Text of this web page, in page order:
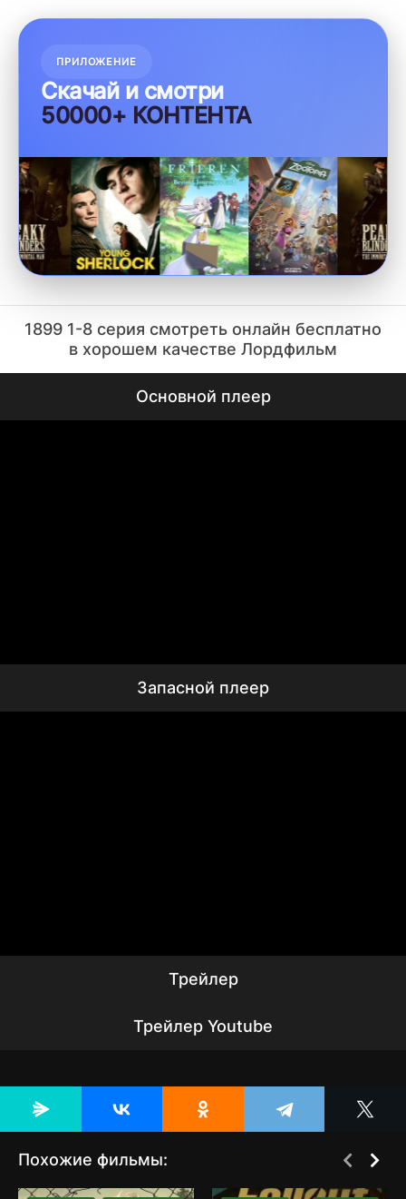
ПРИЛОЖЕНИЕ
Скачай и смотри
50000+ КОНТЕНТА
1899 1-8 серия смотреть онлайн бесплатно
в хорошем качестве Лордфильм
Основной плеер
Запасной плеер
Трейлер
Трейлер Youtube
Похожие фильмы: